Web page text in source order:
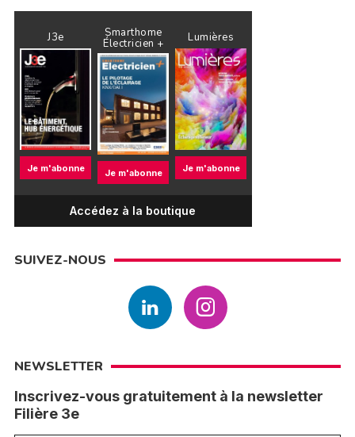
J3e
Je m'abonne
Smarthome
Électricien +
Je m'abonne
Lumières
Je m'abonne
Accédez à la boutique
SUIVEZ-NOUS
NEWSLETTER
Inscrivez-vous gratuitement à la newsletter
Filière 3e